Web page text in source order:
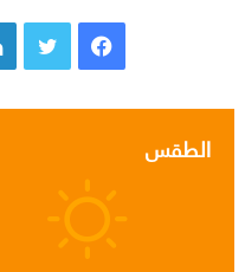
المظلمالدخول
ف
ب
و
الطقس